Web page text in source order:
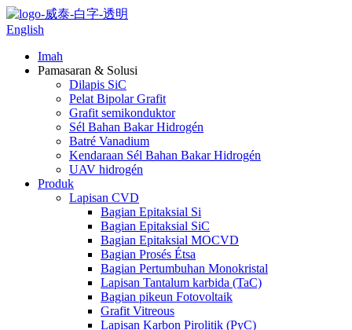
English
Imah
Pamasaran & Solusi
Dilapis SiC
Pelat Bipolar Grafit
Grafit semikonduktor
Sél Bahan Bakar Hidrogén
Batré Vanadium
Kendaraan Sél Bahan Bakar Hidrogén
UAV hidrogén
Produk
Lapisan CVD
Bagian Epitaksial Si
Bagian Epitaksial SiC
Bagian Epitaksial MOCVD
Bagian Prosés Étsa
Bagian Pertumbuhan Monokristal
Lapisan Tantalum karbida (TaC)
Bagian pikeun Fotovoltaik
Grafit Vitreous
Lapisan Karbon Pirolitik (PyC)